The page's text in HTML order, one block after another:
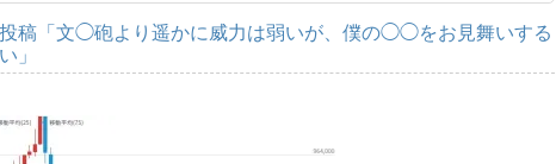
稿「文◯砲より遥かに威力は弱いが、僕の◯◯をお見舞いする
」